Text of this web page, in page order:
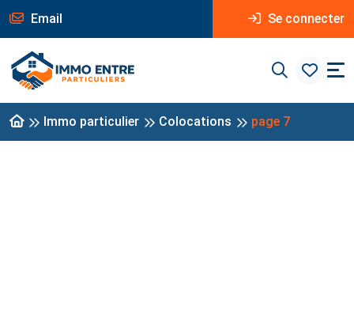
Email Se connecter
Immo particulier Colocations page 7